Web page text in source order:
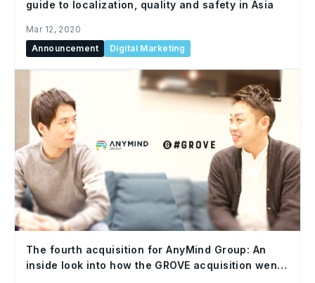
guide to localization, quality and safety in Asia
Mar 12, 2020
Announcement
Digital Marketing
The fourth acquisition for AnyMind Group: An
inside look into how the GROVE acquisition went